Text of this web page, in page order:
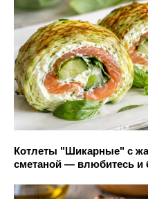
Котлеты "Шикарные" с
сметаной — влюбитесь и